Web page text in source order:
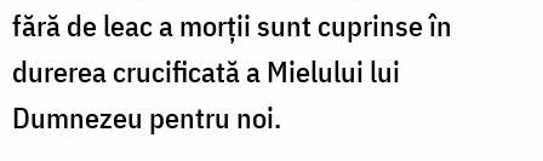
fără de leac a morţii sunt cuprinse în
durerea crucificată a Mielului lui
Dumnezeu pentru noi.